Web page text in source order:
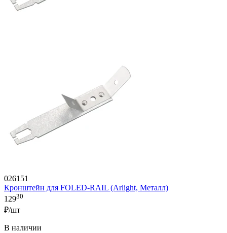
026151
Кронштейн для FOLED-RAIL (Arlight, Металл)
12930
₽/шт
В наличии